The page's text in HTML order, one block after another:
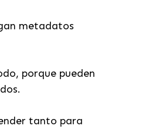
metadatos
porque pueden
tanto para